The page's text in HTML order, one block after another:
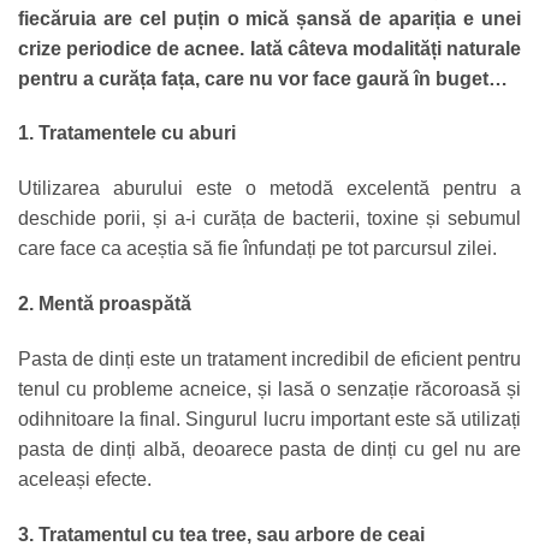
fiecăruia are cel puțin o mică șansă de apariția e unei
crize periodice de acnee. Iată câteva modalități naturale
pentru a curăța fața, care nu vor face gaură în buget…
1. Tratamentele cu aburi
Utilizarea aburului este o metodă excelentă pentru a
deschide porii, și a-i curăța de bacterii, toxine și sebumul
care face ca aceștia să fie înfundați pe tot parcursul zilei.
2. Mentă proaspătă
Pasta de dinți este un tratament incredibil de eficient pentru
tenul cu probleme acneice, și lasă o senzație răcoroasă și
odihnitoare la final. Singurul lucru important este să utilizați
pasta de dinți albă, deoarece pasta de dinți cu gel nu are
aceleași efecte.
3. Tratamentul cu tea tree, sau arbore de ceai